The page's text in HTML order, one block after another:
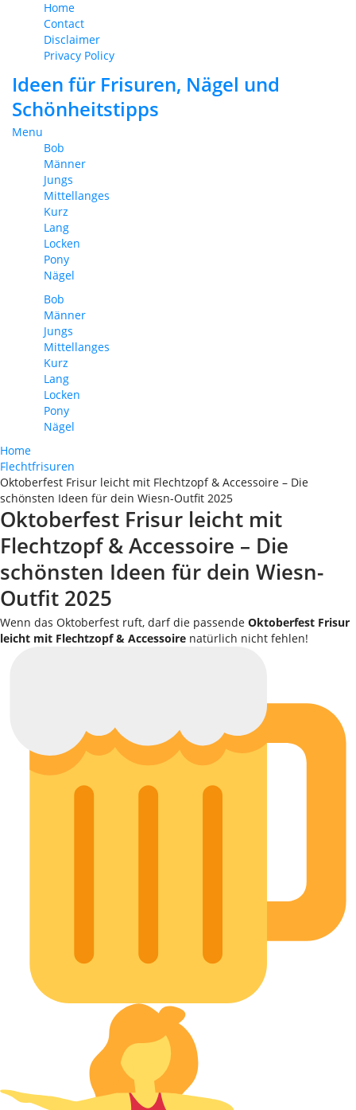
Home
Contact
Disclaimer
Privacy Policy
Ideen für Frisuren, Nägel und
Schönheitstipps
Menu
Bob
Männer
Jungs
Mittellanges
Kurz
Lang
Locken
Pony
Nägel
Bob
Männer
Jungs
Mittellanges
Kurz
Lang
Locken
Pony
Nägel
Home
Flechtfrisuren
Oktoberfest Frisur leicht mit Flechtzopf & Accessoire – Die
schönsten Ideen für dein Wiesn-Outfit 2025
Oktoberfest Frisur leicht mit
Flechtzopf & Accessoire – Die
schönsten Ideen für dein Wiesn-
Outfit 2025
Wenn das Oktoberfest ruft, darf die passende Oktoberfest Frisur
leicht mit Flechtzopf & Accessoire natürlich nicht fehlen!